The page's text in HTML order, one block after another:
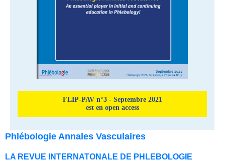
FLIP-PAV n°3 - Septembre 2021
est en open access
Phlébologie Annales Vasculaires
LA REVUE INTERNATONALE DE PHLEBOLOGIE